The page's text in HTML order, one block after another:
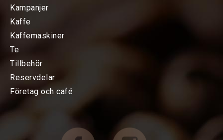
TE
KAFFEMASKINER
Baristatillbehör
Choklad mm
Kampanjer
Kaffe
Kaffemaskiner
Te
Tillbehör
Reservdelar
Företag och café